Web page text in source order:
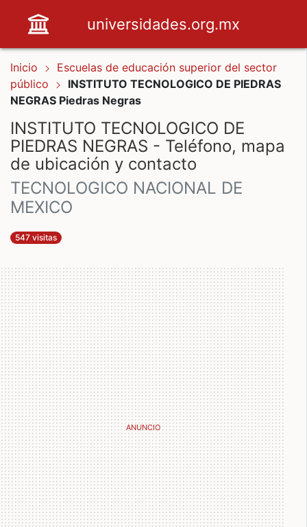
universidades.org.mx
Inicio
Escuelas de educación superior del sector
público
INSTITUTO TECNOLOGICO DE PIEDRAS
NEGRAS Piedras Negras
INSTITUTO TECNOLOGICO DE
PIEDRAS NEGRAS - Teléfono, mapa
de ubicación y contacto
TECNOLOGICO NACIONAL DE
MEXICO
547 visitas